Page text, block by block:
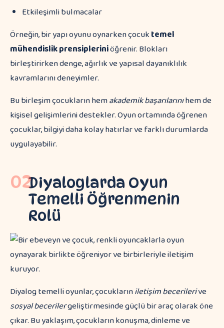
Etkileşimli bulmacalar
Örneğin, bir yapı oyunu oynarken çocuktemel
mühendislik prensipleriniöğrenir. Blokları
birleştirirken denge, ağırlık ve yapısal dayanıklılık
kavramlarını deneyimler.
Bu birleşim çocukların hemakademik başarılarınıhem de
kişisel gelişimlerini destekler. Oyun ortamında öğrenen
çocuklar, bilgiyi daha kolay hatırlar ve farklı durumlarda
uygulayabilir.
02Diyaloglarda Oyun
Temelli Öğrenmenin
Rolü
Diyalog temelli oyunlar, çocuklarıniletişim becerilerive
sosyal becerilergeliştirmesinde güçlü bir araç olarak öne
çıkar. Bu yaklaşım, çocukların konuşma, dinleme ve